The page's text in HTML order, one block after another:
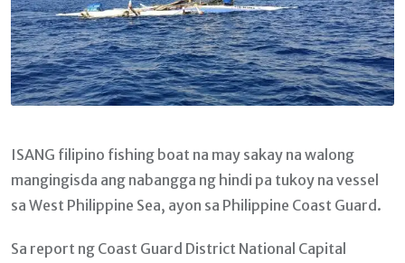
ISANG filipino fishing boat na may sakay na walong
mangingisda ang nabangga ng hindi pa tukoy na vessel
sa West Philippine Sea, ayon sa Philippine Coast Guard.
Sa report ng Coast Guard District National Capital